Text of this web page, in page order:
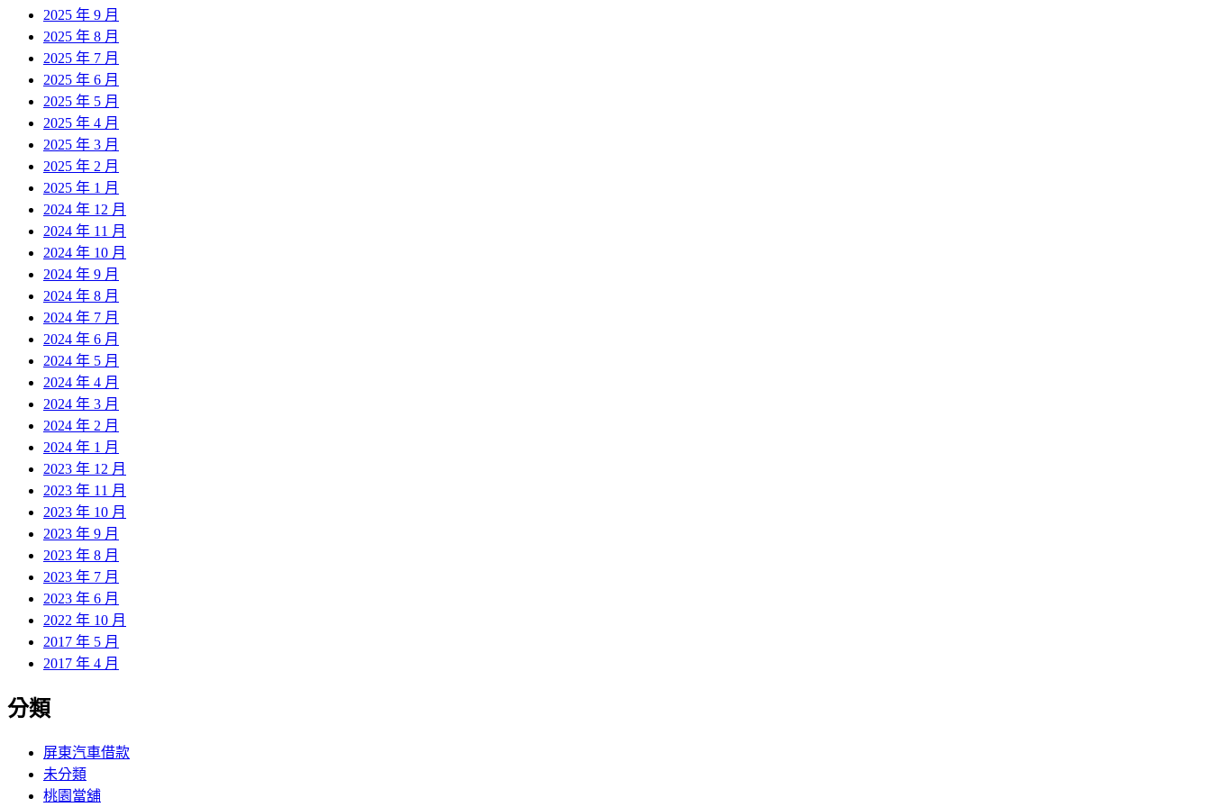
2025 年 9 月
2025 年 8 月
2025 年 7 月
2025 年 6 月
2025 年 5 月
2025 年 4 月
2025 年 3 月
2025 年 2 月
2025 年 1 月
2024 年 12 月
2024 年 11 月
2024 年 10 月
2024 年 9 月
2024 年 8 月
2024 年 7 月
2024 年 6 月
2024 年 5 月
2024 年 4 月
2024 年 3 月
2024 年 2 月
2024 年 1 月
2023 年 12 月
2023 年 11 月
2023 年 10 月
2023 年 9 月
2023 年 8 月
2023 年 7 月
2023 年 6 月
2022 年 10 月
2017 年 5 月
2017 年 4 月
分類
屏東汽車借款
未分類
桃園當舖